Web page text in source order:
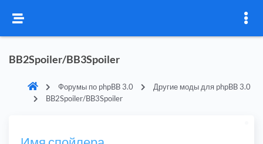
BB2Spoiler/BB3Spoiler
Форумы по phpBB 3.0
Другие моды для phpBB 3.0
BB2Spoiler/BB3Spoiler